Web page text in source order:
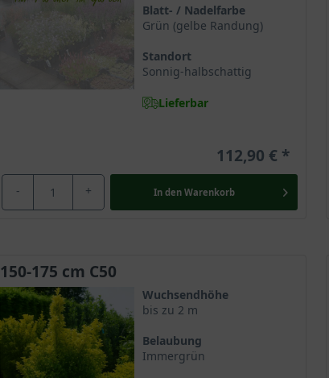
Blatt- / Nadelfarbe
Grün (gelbe Randung)
Standort
Sonnig-halbschattig
Lieferbar
112,90 €
- + In den Warenkorb
150-175 cm C50
Wuchsendhöhe
bis zu 2 m
Belaubung
Immergrün